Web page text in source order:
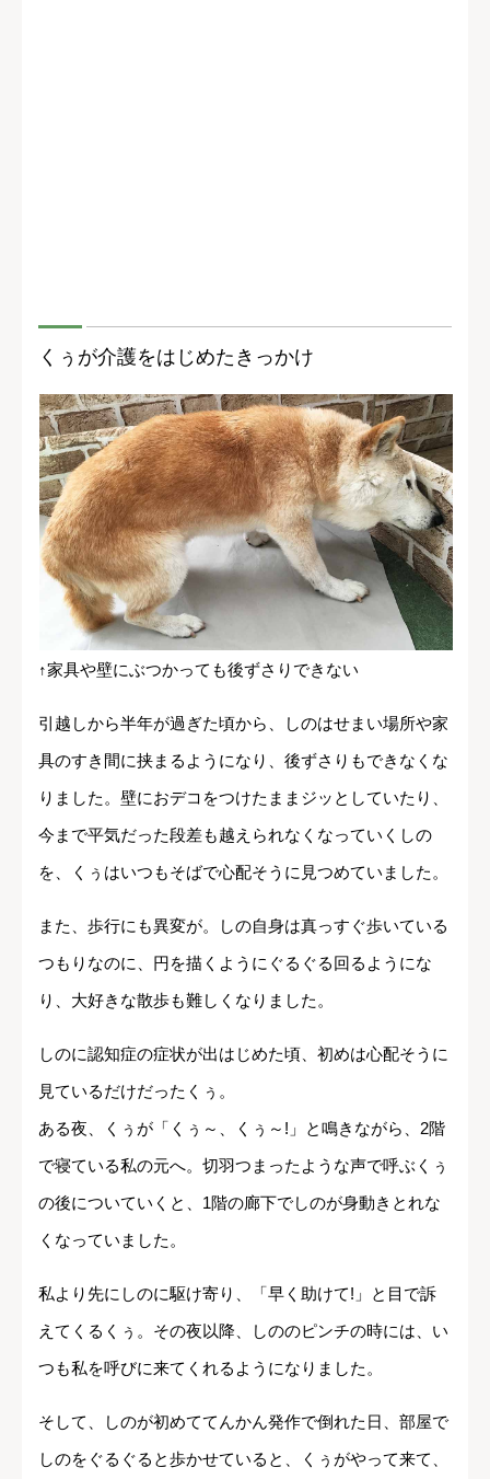
くぅが介護をはじめたきっかけ
↑家具や壁にぶつかっても後ずさりできない
引越しから半年が過ぎた頃から、しのはせまい場所や家
具のすき間に挟まるようになり、後ずさりもできなくな
りました。壁におデコをつけたままジッとしていたり、
今まで平気だった段差も越えられなくなっていくしの
を、くぅはいつもそばで心配そうに見つめていました。
また、歩行にも異変が。しの自身は真っすぐ歩いている
つもりなのに、円を描くようにぐるぐる回るようにな
り、大好きな散歩も難しくなりました。
しのに認知症の症状が出はじめた頃、初めは心配そうに
見ているだけだったくぅ。
ある夜、くぅが「くぅ～、くぅ～!」と鳴きながら、2階
で寝ている私の元へ。切羽つまったような声で呼ぶくぅ
の後についていくと、1階の廊下でしのが身動きとれな
くなっていました。
私より先にしのに駆け寄り、「早く助けて!」と目で訴
えてくるくぅ。その夜以降、しののピンチの時には、い
つも私を呼びに来てくれるようになりました。
そして、しのが初めててんかん発作で倒れた日、部屋で
しのをぐるぐると歩かせていると、くぅがやって来て、